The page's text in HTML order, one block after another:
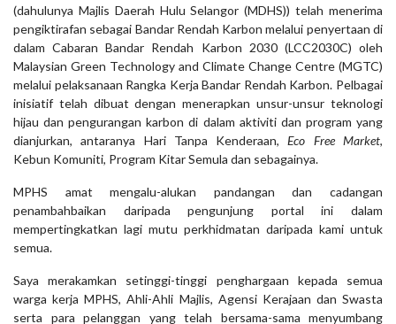
(dahulunya Majlis Daerah Hulu Selangor (MDHS)) telah menerima
pengiktirafan sebagai Bandar Rendah Karbon melalui penyertaan di
dalam Cabaran Bandar Rendah Karbon 2030 (LCC2030C) oleh
Malaysian Green Technology and Climate Change Centre (MGTC)
melalui pelaksanaan Rangka Kerja Bandar Rendah Karbon. Pelbagai
inisiatif telah dibuat dengan menerapkan unsur-unsur teknologi
hijau dan pengurangan karbon di dalam aktiviti dan program yang
dianjurkan, antaranya Hari Tanpa Kenderaan,Eco Free Market,
Kebun Komuniti, Program Kitar Semula dan sebagainya.
MPHS amat mengalu-alukan pandangan dan cadangan
penambahbaikan daripada pengunjung portal ini dalam
mempertingkatkan lagi mutu perkhidmatan daripada kami untuk
semua.
Saya merakamkan setinggi-tinggi penghargaan kepada semua
warga kerja MPHS, Ahli-Ahli Majlis, Agensi Kerajaan dan Swasta
serta para pelanggan yang telah bersama-sama menyumbang